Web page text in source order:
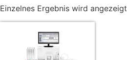
Einzelnes Ergebnis wird angezeigt